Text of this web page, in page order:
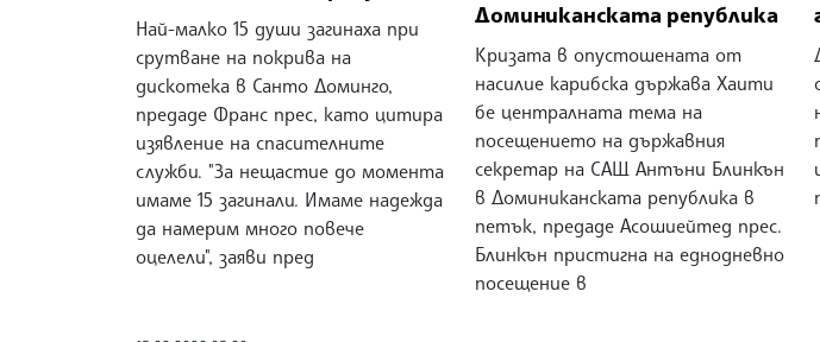
Най-малко 15 души загинаха при
срутване на покрива на
дискотека в Санто Доминго,
предаде Франс прес, като цитира
изявление на спасителните
служби. "За нещастие до момента
имаме 15 загинали. Имаме надежда
да намерим много повече
оцелели", заяви пред
Доминиканската република
Кризата в опустошената от
насилие карибска държава Хаити
бе централната тема на
посещението на държавния
секретар на САЩ Антъни Блинкън
в Доминиканската република в
петък, предаде Асошиейтед прес.
Блинкън пристигна на еднодневно
посещение в